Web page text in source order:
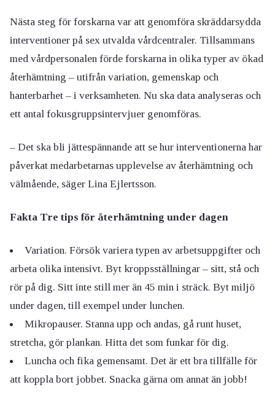
Nästa steg för forskarna var att genomföra skräddarsydda
interventioner på sex utvalda vårdcentraler. Tillsammans
med vårdpersonalen förde forskarna in olika typer av ökad
återhämtning – utifrån variation, gemenskap och
hanterbarhet – i verksamheten. Nu ska data analyseras och
ett antal fokusgruppsintervjuer genomföras.
– Det ska bli jättespännande att se hur interventionerna har
påverkat medarbetarnas upplevelse av återhämtning och
välmående, säger Lina Ejlertsson.
Fakta Tre tips för återhämtning under dagen
Variation. Försök variera typen av arbetsuppgifter och
arbeta olika intensivt. Byt kroppsställningar – sitt, stå och
rör på dig. Sitt inte still mer än 45 min i sträck. Byt miljö
under dagen, till exempel under lunchen.
Mikropauser. Stanna upp och andas, gå runt huset,
stretcha, gör plankan. Hitta det som funkar för dig.
Luncha och fika gemensamt. Det är ett bra tillfälle för
att koppla bort jobbet. Snacka gärna om annat än jobb!